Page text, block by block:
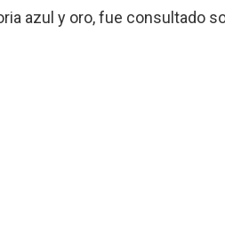
azul y oro, fue consultado